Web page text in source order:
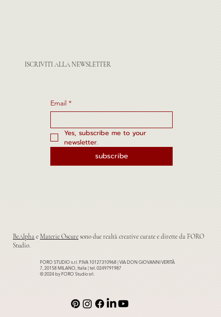
ISCRIVITI ALLA NEWSLETTER
Email *
Yes, subscribe me to your
newsletter.
subscribe
BeAlphaeMaterie Oscuresono due realtà creative curate e dirette da FORO
Studio.
FORO STUDIO s.r.l. P.IVA 10127310968 | VIA DON GIOVANNI VERITÀ
7, 20158 MILANO, Italia | tel. 0249791987
© 2024 by FORO Studio srl.